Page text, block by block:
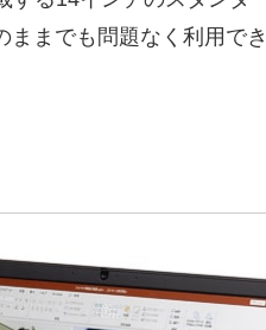
までも問題なく利用で